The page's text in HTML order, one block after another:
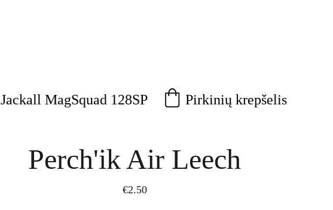
Jackall MagSquad 128SP Pirkinių krepšelis
Perch'ik Air Leech
€2.50